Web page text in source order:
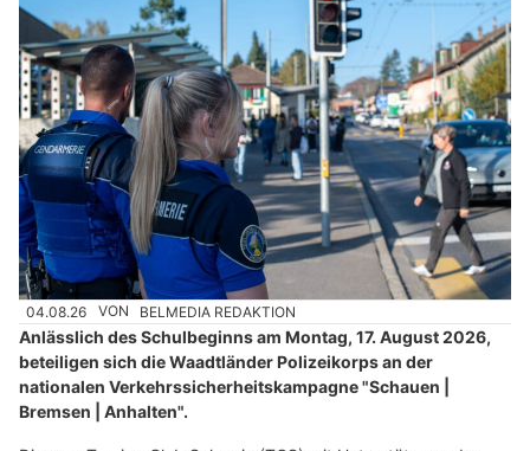
04.08.26 VON BELMEDIA REDAKTION
Anlässlich des Schulbeginns am Montag, 17. August 2026,
beteiligen sich die Waadtländer Polizeikorps an der
nationalen Verkehrssicherheitskampagne "Schauen |
Bremsen | Anhalten".